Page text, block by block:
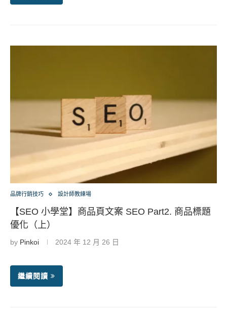
品牌行銷技巧 設計師教練場
【SEO 小學堂】商品頁文案 SEO Part2. 商品標題
優化（上）
by Pinkoi 2024 年 12 月 26 日
繼續閱讀